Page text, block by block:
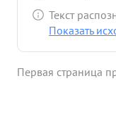
вооружением и
как последние к
Текст
Показать
Первая страница